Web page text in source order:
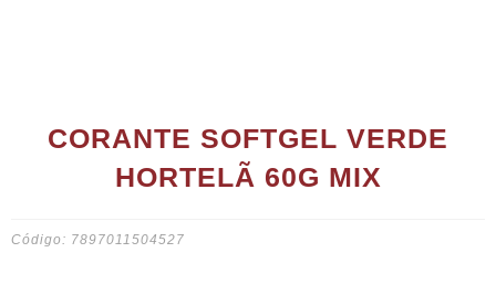
CORANTE SOFTGEL VERDE
HORTELÃ 60G MIX
Código: 7897011504527